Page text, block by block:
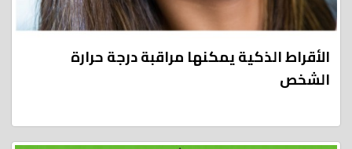
الأقراط الذكية يمكنها مراقبة درجة حرارة
الشخص